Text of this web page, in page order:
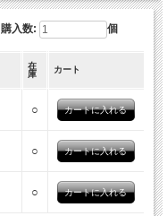
購入数: 個
在
庫
カート
○
○
○